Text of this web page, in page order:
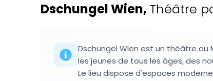
Dschungel Wien, Théâtre
Dschungel Wien est un théâtre au
les jeunes de tous les âges, des
Le lieu dispose d'espaces